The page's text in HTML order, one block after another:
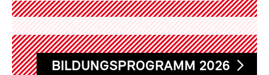
BILDUNGSPROGRAMM 2026